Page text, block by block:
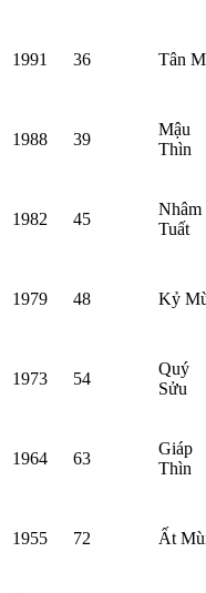
1991 36 Tân
1988 39
Mậu
Thìn
1982 45
Nhâm
Tuất
1979 48 Kỷ
1973 54
Quý
Sửu
1964 63
Giáp
Thìn
1955 72 Ất